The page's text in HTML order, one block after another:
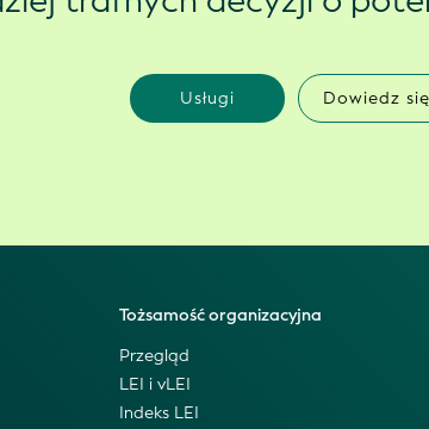
Usługi Dowiedz
Tożsamość organizacyjna
Przegląd
LEI i vLEI
Indeks LEI